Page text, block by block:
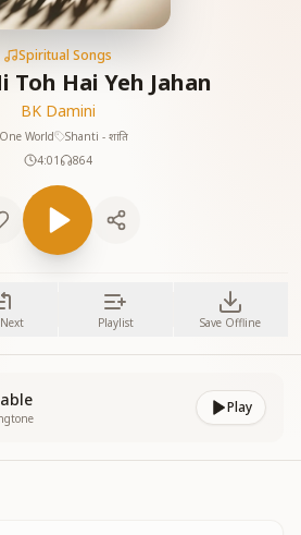
Spiritual Songs
Toh Hai Yeh Jahan
BK Damini
World
Shanti - शांति
4:01
864
Playlist Save Offline
Play